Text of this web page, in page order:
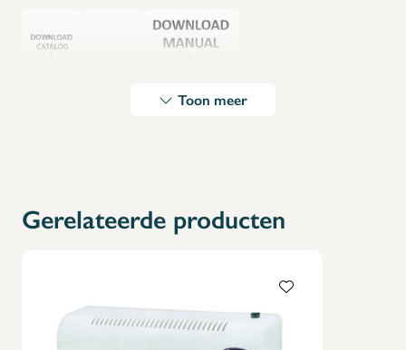
Toon meer
Gerelateerde producten